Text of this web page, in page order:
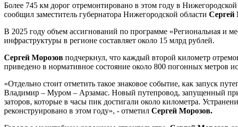
Более 745 км дорог отремонтировано в этом году в
сообщил заместитель губернатора Нижегородской области Сергей
В 2025 году объем ассигнований по программе «Региональная и
инфраструктуры в регионе составляет около 15 млрд рублей.
Сергей Морозов подчеркнул, что каждый второй километр
приведено в нормативное состояние около 800 погонных метров
«Отдельно стоит отметить такое знаковое событие, как запуск
Владимир – Муром – Арзамас. Новый путепровод, запущенный при
заторов, которые в часы пик достигали около километра.
реконструировано в этом году», - отметил Сергей Морозов.